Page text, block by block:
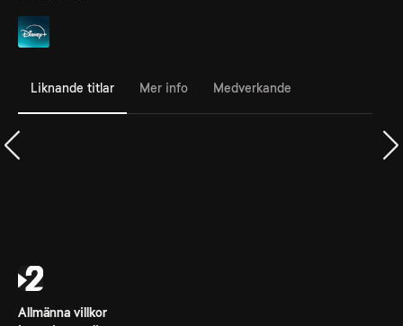
Liknande titlar Mer info Medverkande
Allmänna villkor